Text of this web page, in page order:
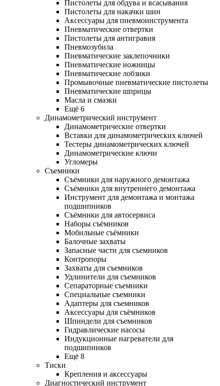
Пистолеты для обдува и всасывания
Пистолеты для накачки шин
Аксессуары для пневмоинструмента
Пневматические отвертки
Пистолеты для антигравия
Пневмозубила
Пневматические заклепочники
Пневматические ножницы
Пневматические лобзики
Промывочные пневматические пистолеты
Пневматические шприцы
Масла и смазки
Ещё 6
Динамометрический инструмент
Динамометрические отвертки
Вставки для динамометрических ключей
Тестеры динамометрических ключей
Динамометрические ключи
Угломеры
Съемники
Съёмники для наружного демонтажа
Съёмники для внутреннего демонтажа
Инструмент для демонтажа и монтажа
подшипников
Съёмники для автосервиса
Наборы съёмников
Мобильные съёмники
Балочные захваты
Запасные части для съемников
Контропоры
Захваты для съемников
Удлинители для съемников
Сепараторные съемники
Специальные съемники
Адаптеры для съемников
Аксессуары для съёмников
Шпиндели для съемников
Гидравлические насосы
Индукционные нагреватели для
подшипников
Ещё 8
Тиски
Крепления и аксессуары
Диагностический инструмент